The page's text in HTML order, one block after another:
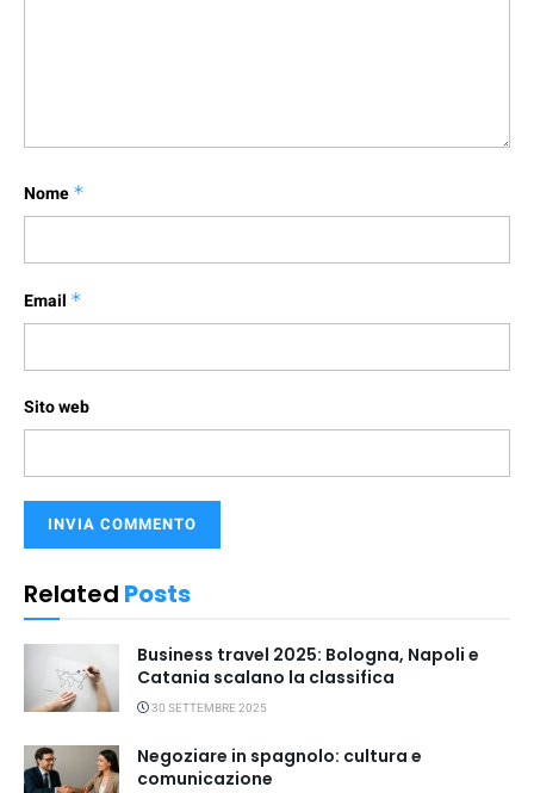
Nome *
Email *
Sito web
Related Posts
Business travel 2025: Bologna, Napoli e
Catania scalano la classifica
30 SETTEMBRE 2025
Negoziare in spagnolo: cultura e
comunicazione